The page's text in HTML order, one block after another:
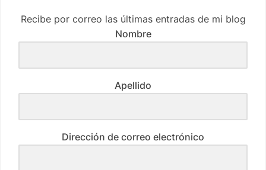
Recibe por correo las últimas entradas de mi blog
Nombre
Apellido
Dirección de correo electrónico